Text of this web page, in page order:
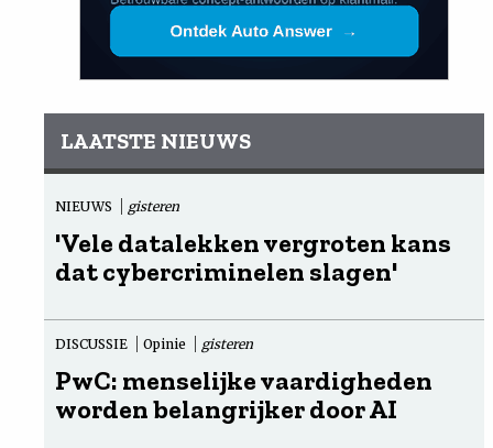
LAATSTE NIEUWS
NIEUWS gisteren
'Vele datalekken vergroten kans
dat cybercriminelen slagen'
DISCUSSIE Opinie gisteren
PwC: menselijke vaardigheden
worden belangrijker door AI